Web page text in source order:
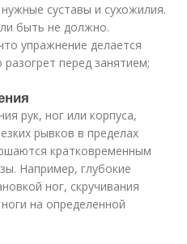
суставы и сухожилия.
быть не должно.
упражнение делается
перед занятием;
рук, ног или корпуса,
рывков в пределах
кратковременным
Например, глубокие
ног, скручивания
на определенной